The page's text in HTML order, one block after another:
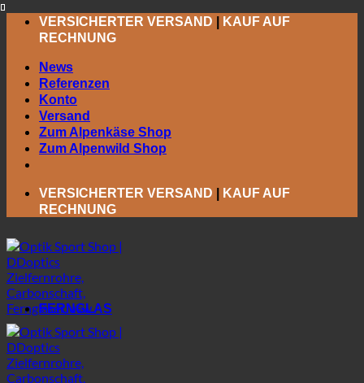
Zum
VERSICHERTER VERSAND
KAUF AUF
RECHNUNG
News
Referenzen
Konto
Versand
Zum Alpenkäse Shop
Zum Alpenwild Shop
VERSICHERTER VERSAND
KAUF AUF
RECHNUNG
FERNGLAS